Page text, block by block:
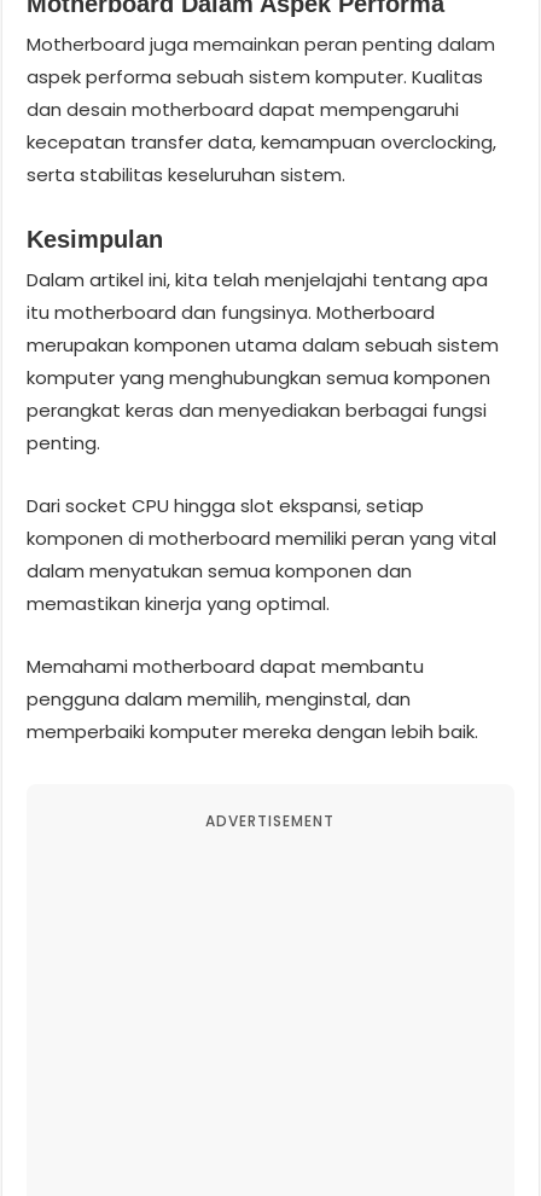
Motherboard juga memainkan peran penting dalam
aspek performa sebuah sistem komputer. Kualitas
dan desain motherboard dapat mempengaruhi
kecepatan transfer data, kemampuan overclocking,
serta stabilitas keseluruhan sistem.
Kesimpulan
Dalam artikel ini, kita telah menjelajahi tentang apa
itu motherboard dan fungsinya. Motherboard
merupakan komponen utama dalam sebuah sistem
komputer yang menghubungkan semua komponen
perangkat keras dan menyediakan berbagai fungsi
penting.
Dari socket CPU hingga slot ekspansi, setiap
komponen di motherboard memiliki peran yang vital
dalam menyatukan semua komponen dan
memastikan kinerja yang optimal.
Memahami motherboard dapat membantu
pengguna dalam memilih, menginstal, dan
memperbaiki komputer mereka dengan lebih baik.
ADVERTISEMENT